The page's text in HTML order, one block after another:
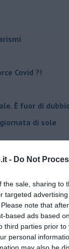
- Do Not
the sale, sharing
targeted
note that
based ads based
third parties prior
personal
Covid ?!
È fuor di
di sole